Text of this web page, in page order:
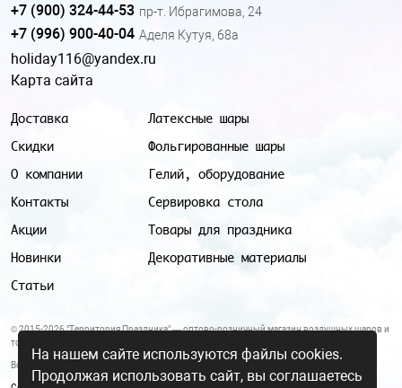
Доставка
Скидки
О компании
Контакты
Акции
Новинки
Статьи
Латексные шары
Фольгированные шары
Гелий, оборудование
Сервировка стола
Товары для праздника
Декоративные материалы
+7 (900) 324-44-53 пр-т. Ибрагимова, 24
+7 (996) 900-40-04 Аделя Кутуя, 68а
holiday116@yandex.ru
Карта сайта
© 2015-2026 "Территория Праздника" — оптово-розничный магазин воздушных шаров и
товаров для праздника.
Все цены и условия, указанные на данном сайте, не являются публичной офертой.
На нашем сайте используются файлы cookies.
Продолжая использовать сайт, вы соглашаетесь